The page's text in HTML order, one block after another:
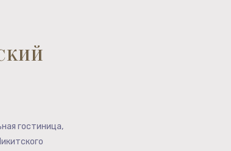
гостиница,